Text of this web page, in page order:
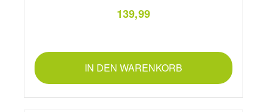
139,99
IN DEN WARENKORB